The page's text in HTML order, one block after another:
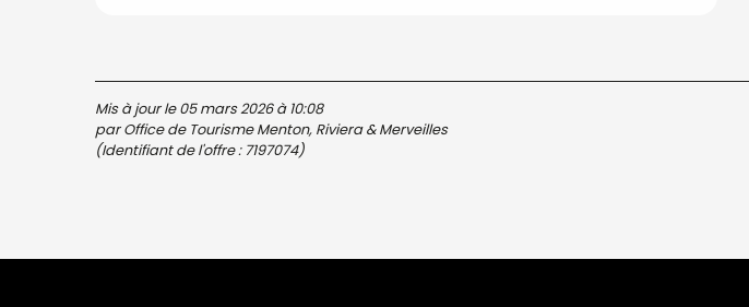
Mis à jour le 05 mars 2026 à 10:08
par Office de Tourisme Menton, Riviera & Merveilles
(Identifiant de l'offre : 7197074)